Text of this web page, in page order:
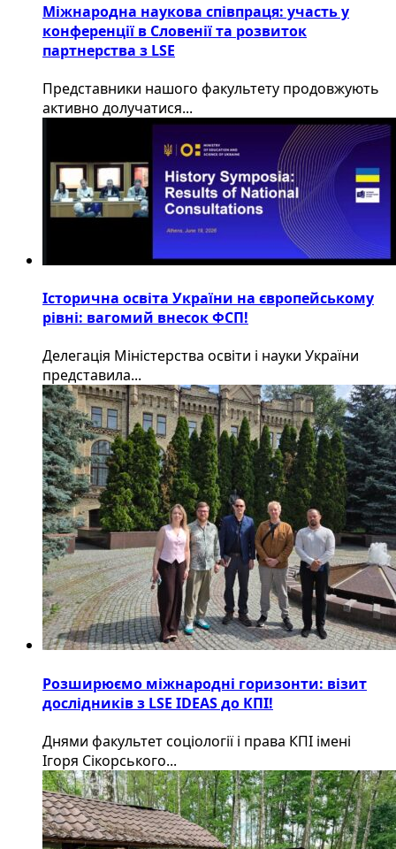
Міжнародна наукова співпраця: участь у
конференції в Словенії та розвиток
партнерства з LSE
​Представники нашого факультету продовжують
активно долучатися...
Історична освіта України на європейському
рівні: вагомий внесок ФСП!
Делегація Міністерства освіти і науки України
представила...
Розширюємо міжнародні горизонти: візит
дослідників з LSE IDEAS до КПІ!
Днями факультет соціології і права КПІ імені
Ігоря Сікорського...